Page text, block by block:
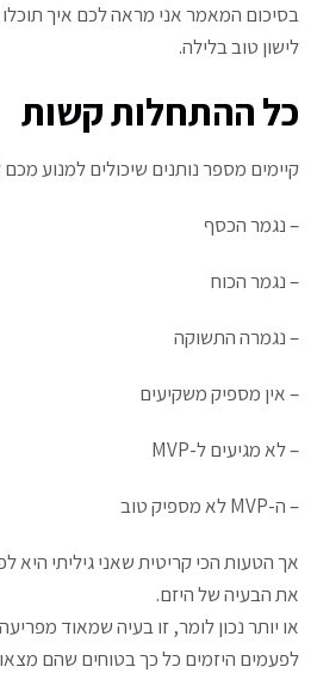
בסיכום המאמר אני מראה לכם איך תוכלו
לישון טוב בלילה.
כל ההתחלות קשות
קיימים מספר נותנים שיכולים למנוע
– נגמר הכסף
– נגמר הכוח
– נגמרה התשוקה
– אין מספיק משקיעים
– לא מגיעים ל-MVP
– ה-MVP לא מספיק טוב
אך הטעות הכי קריטית שאני גיליתי היא
את הבעיה של היזם.
או יותר נכון לומר, זו בעיה שמאוד
לפעמים היזמים כל כך בטוחים שהם